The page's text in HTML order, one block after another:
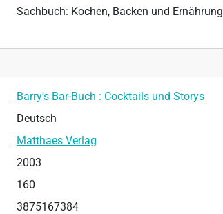
Sachbuch: Kochen, Backen und Ernährung
Barry's Bar-Buch : Cocktails und Storys
Deutsch
Matthaes Verlag
2003
160
3875167384